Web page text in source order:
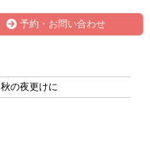
予約・お問い合わせ
秋の夜更けに